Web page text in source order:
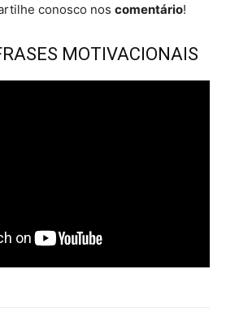
conosco nos comentário!
MOTIVACIONAIS